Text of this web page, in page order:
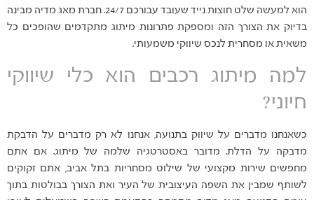
הוא למעשה שלט חוצות נייד שעובד עבורכם 24/7. חברת מאג מדיה מבינה
בדיוק את הצורך הזה ומספקת פתרונות מיתוג מתקדמים שהופכים כל
משאית או מסחרית לנכס שיווקי משמעותי.
למה מיתוג רכבים הוא כלי שיווקי
חיוני?
כשאנחנו מדברים על שיווק בתנועה, אנחנו לא רק מדברים על הדבקת
מדבקה על הדלת. מדובר באסטרטגיה שלמה של מיתוג. אם אתם
מחפשים שירות מקצועי של שילוט מסחריות בתל אביב, אתם זקוקים
לשותף שמבין את השפה העיצובית של העיר ואת הצורך בבולטות בתוך